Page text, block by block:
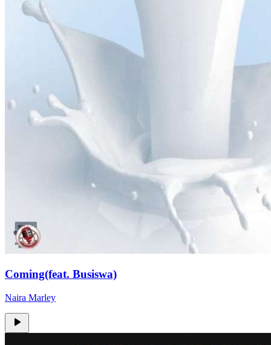
Coming(feat. Busiswa)
Naira Marley